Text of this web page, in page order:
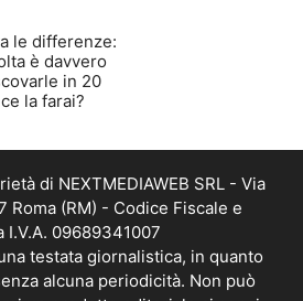
le differenze:
è davvero
in 20
la farai?
di NEXTMEDIAWEB SRL - Via
Roma (RM) - Codice Fiscale e
I.V.A. 09689341007
testata giornalistica, in quanto
alcuna periodicità. Non può